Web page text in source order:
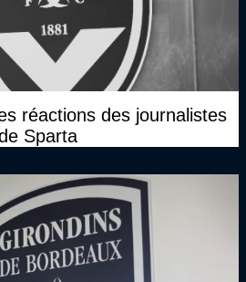
réactions des journalistes
Sparta